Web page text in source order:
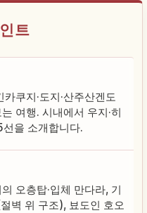
트
쿠지·도지·산주산겐도
여행. 시내에서 우지·히
선을 소개합니다.
오층탑·입체 만다라, 기
벽 위 구조), 뵤도인 호오